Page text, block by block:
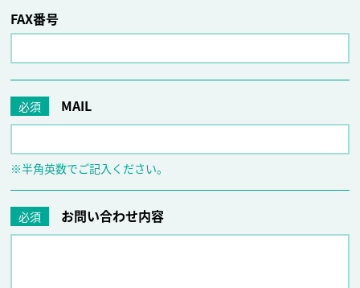
FAX番号
必須 MAIL
※半角英数でご記入ください。
必須 お問い合わせ内容